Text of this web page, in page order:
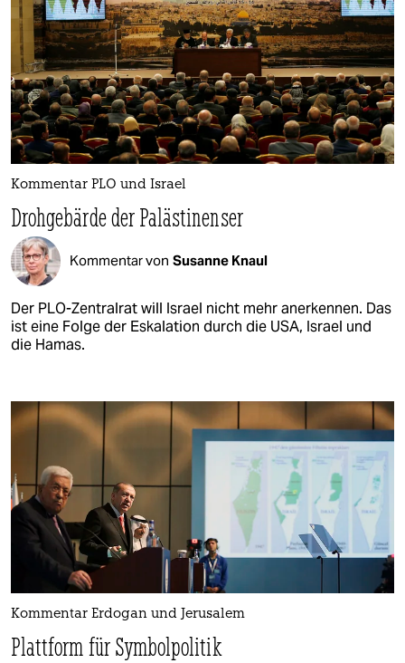
Kommentar PLO und Israel
Drohgebärde der Palästinenser
Kommentar von Susanne Knaul
Der PLO-Zentralrat will Israel nicht mehr anerkennen. Das
ist eine Folge der Eskalation durch die USA, Israel und
die Hamas.
Kommentar Erdogan und Jerusalem
Plattform für Symbolpolitik